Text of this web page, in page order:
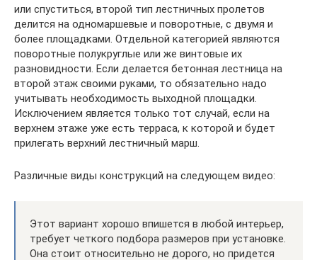
или спуститься, второй тип лестничных пролетов
делится на одномаршевые и поворотные, с двумя и
более площадками. Отдельной категорией являются
поворотные полукруглые или же винтовые их
разновидности. Если делается бетонная лестница на
второй этаж своими руками, то обязательно надо
учитывать необходимость выходной площадки.
Исключением является только тот случай, если на
верхнем этаже уже есть терраса, к которой и будет
прилегать верхний лестничный марш.
Различные виды конструкций на следующем видео:
Этот вариант хорошо впишется в любой интерьер,
требует четкого подбора размеров при установке.
Она стоит относительно не дорого, но придется